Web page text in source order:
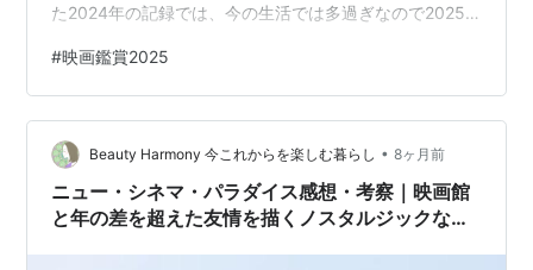
た2024年の記録では、今の生活では多過ぎなので2025
ということで、2025年における映画館での鑑賞回数は93
回（90本）鑑賞となりました。何が数を減らしたいだよ
（苦笑）。2024年と比べダブルスコアとなってしまいま
した。回数と本数とに差異があるのは『秒速5センチメー
トル』を4回鑑賞したことからです。 ここまで来たら100
回…
#映画鑑賞2025
Beauty Harmony 今これからを楽しむ暮らし • 8ヶ月前
ニュー・シネマ・パラダイス感想・考察｜映画館
と年の差を超えた友情を描くノスタルジックな名